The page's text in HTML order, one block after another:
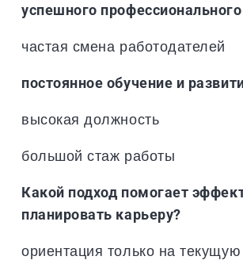
успешного
частая смена работодателей
постоянное обучение и
высокая должность
большой стаж работы
Какой подход помогает
планировать карьеру?
ориентация только на текущую